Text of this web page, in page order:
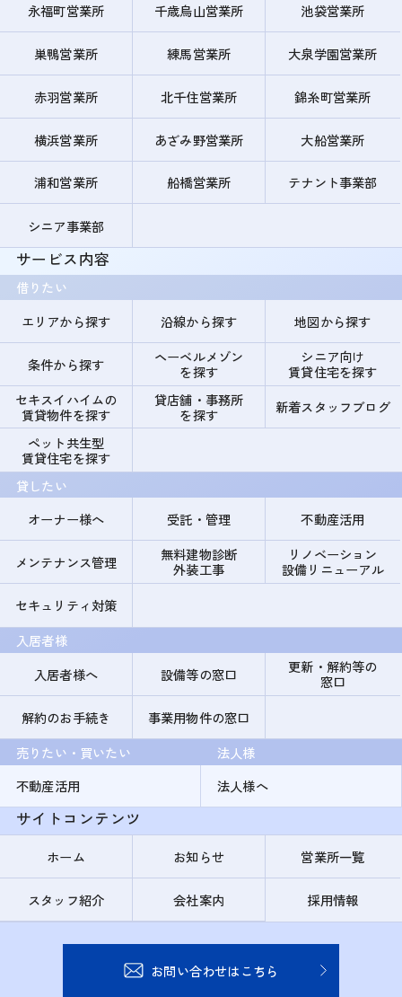
永福町営業所 千歳烏山営業所 池袋営業所
巣鴨営業所 練馬営業所 大泉学園営業所
赤羽営業所 北千住営業所 錦糸町営業所
横浜営業所 あざみ野営業所 大船営業所
浦和営業所 船橋営業所 テナント事業部
シニア事業部
サービス内容
借りたい
エリアから探す
沿線から探す 地図から探す
条件から探す
ヘーベルメゾン
を探す
シニア向け
賃貸住宅を探す
セキスイハイムの
賃貸物件を探す
貸店舗・事務所
を探す
新着スタッフブログ
ペット共生型
賃貸住宅を探す
貸したい
オーナー様へ
受託・管理 不動産活用
メンテナンス管理
無料建物診断
外装工事
リノベーション
設備リニューアル
セキュリティ対策
入居者様
入居者様へ
設備等の窓口
更新・解約等の
窓口
解約のお手続き
事業用物件の窓口
売りたい・買いたい
不動産活用
法人様
法人様へ
サイトコンテンツ
ホーム お知らせ 営業所一覧
スタッフ紹介 会社案内 採用情報
お問い合わせはこちら